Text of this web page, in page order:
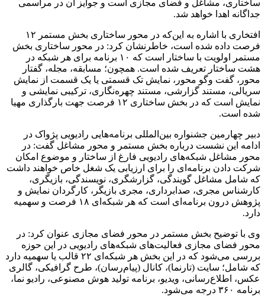
ساختاری، مشاغل و فضای مجازی است و جوایز آن در مراسمی
جداگانه اهدا خواهد شد.
افتخاری با اشاره به این‌که در محور ساختاری بخش مستمر ۱۲
فرصت داده شده است، خاطرنشان کرد: در محور ساختاری بخش
مستمر اولویت با ساختار است که ۱۰ برنامه برای هر شبکه در
هشت ساختار تعریف شده است. همچون؛ مسابقه، مجله، گفتار
محور، گفت وگو محور، نمایش تک قسمتی یا یک قسمت از نمایش
سریالی، مستند گزارشی، مستند چهره‌نگاری، ترکیبی نمایشی و
نمایش است که در بخش ساختاری ۱۲ فرصت جهت بارگذاری مهیا
شده است.
دبیر چهارمین جشنواره بین‌المللی برنامه‌هایی رادیویی پژواک در
ادامه این نشست درباره بخش مستمر و محور مشاغل گفت: در
محور مشاغل شبکه‌های رادیویی فارغ از ساختار و موضوع امکان
شرکت دادن برنامه‌ای را برای ارزیابی یک شغل خاص خواهند داشت
که شامل مشاغل گویندگی، گزارشگری، نویسندگی، بازیگری،
کارشناس مجری، صدابرداری، مجری بازیگر، کارگردان نمایش و
پژوهش درون برنامه‌ای است که هر شبکه‌ای ۱۸ فرصت و سهمیه
دارد.
وی با توضیح بخش مستمر در محور فضای مجازی عنوان کرد: در
محور فضای مجازی فعالیت‌های شبکه‌های رادیویی در این حوزه
بررسی می‌شود که در این بخش هر شبکه‌ای ۲۲ قالب یا سهمیه دارد
که شامل؛ سایت (تارنما)، کانال (پیام‌رسان)، طرح گرافیکی، گالری
عکس، اطلاع‌رسانی، ویدیو، برنامه تولید هوش مصنوعی، رادیو نما،
برنامه ۳۶۰ درجه می‌شود.